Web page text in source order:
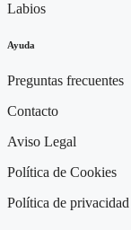
Labios
Ayuda
Preguntas frecuentes
Contacto
Aviso Legal
Política de Cookies
Política de privacidad